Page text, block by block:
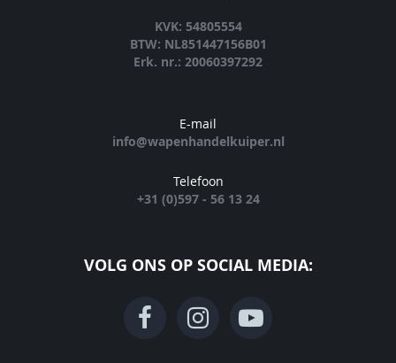
KVK: 54805554
BTW: NL851447156B01
Erk. nr.: 20060397292
E-mail
info@wapenhandelkuiper.nl
Telefoon
+31 (0)597 - 56 13 24
VOLG ONS OP SOCIAL MEDIA: